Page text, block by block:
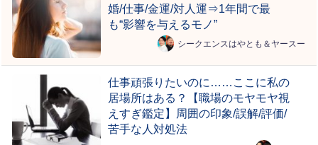
婚/仕事/金運/対人運⇒1年間で最
も“影響を与えるモノ”
シークエンスはやとも＆ヤースー
仕事頑張りたいのに……ここに私の
居場所はある？【職場のモヤモヤ視
えすぎ鑑定】周囲の印象/誤解/評価/
苦手な人対処法